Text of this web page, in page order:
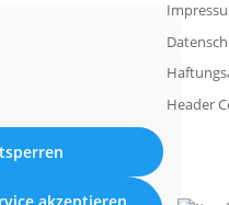
akzeptieren
Header